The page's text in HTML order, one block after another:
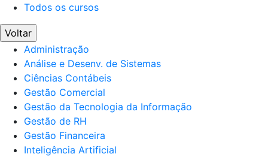
Todos os cursos
Voltar
Administração
Análise e Desenv. de Sistemas
Ciências Contábeis
Gestão Comercial
Gestão da Tecnologia da Informação
Gestão de RH
Gestão Financeira
Inteligência Artificial